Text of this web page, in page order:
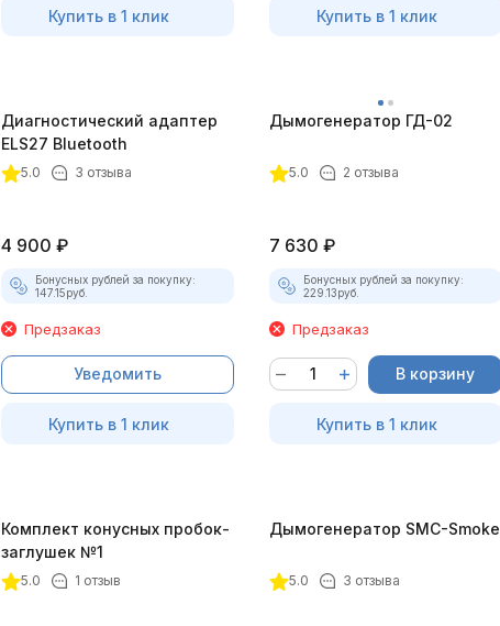
Купить в 1 клик Купить в 1 клик
Диагностический адаптер
ELS27 Bluetooth
5.0 3 отзыва
4 900 ₽
Бонусных рублей за покупку:
147.15руб.
Предзаказ
Уведомить
Купить в 1 клик
Дымогенератор ГД-02
5.0 2 отзыва
7 630 ₽
Бонусных рублей за покупку:
229.13руб.
Предзаказ
В корзину
Купить в 1 клик
Комплект конусных пробок-
заглушек №1
5.0 1 отзыв
Дымогенератор SMC-Smoke
5.0 3 отзыва